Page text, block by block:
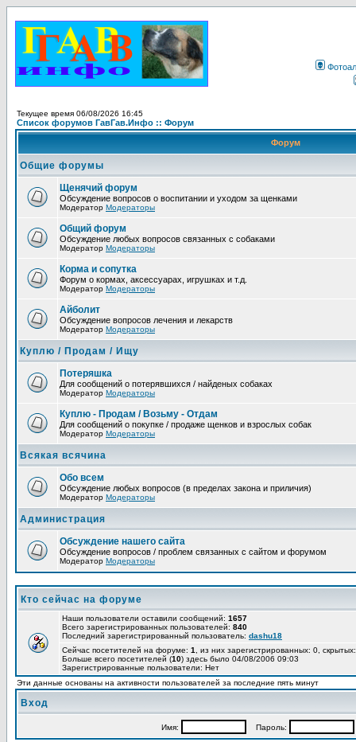
Текущее время 06/08/2026 16:45
Список форумов ГавГав.Инфо :: Форум
Форум
Общие форумы
Щенячий форум
Обсуждение вопросов о воспитании и уходом за щенками
Модератор Модераторы
Общий форум
Обсуждение любых вопросов связанных с собаками
Модератор Модераторы
Корма и сопутка
Форум о кормах, аксессуарах, игрушках и т.д.
Модератор Модераторы
Айболит
Обсуждение вопросов лечения и лекарств
Модератор Модераторы
Куплю / Продам / Ищу
Потеряшка
Для сообщений о потерявшихся / найденых собаках
Модератор Модераторы
Куплю - Продам / Возьму - Отдам
Для сообщений о покупке / продаже щенков и взрослых собак
Модератор Модераторы
Всякая всячина
Обо всем
Обсуждение любых вопросов (в пределах закона и приличия)
Модератор Модераторы
Администрация
Обсуждение нашего сайта
Обсуждение вопросов / проблем связанных с сайтом и форумом
Модератор Модераторы
Кто сейчас на форуме
Наши пользователи оставили сообщений: 1657
Всего зарегистрированных пользователей: 840
Последний зарегистрированный пользователь: dashu18
Сейчас посетителей на форуме: 1
, из них зарегистрированных: 0,
Больше всего посетителей (10) здесь было 04/08/2006 09:03
Зарегистрированные пользователи: Нет
Эти данные основаны на активности пользователей за последние пять минут
Вход
Имя: Пароль: